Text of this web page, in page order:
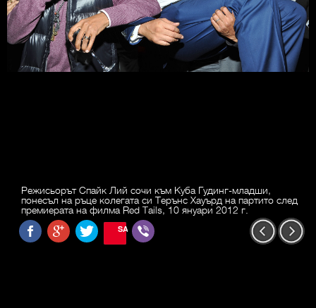
Режисьорът Спайк Лий сочи към Куба Гудинг-младши,
понесъл на ръце колегата си Терънс Хауърд на партито след
премиерата на филма Red Tails, 10 януари 2012 г.
SAVE